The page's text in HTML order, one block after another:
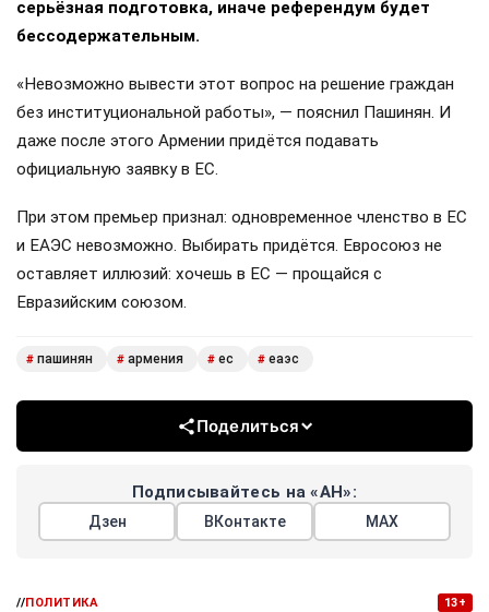
серьёзная подготовка, иначе референдум будет
бессодержательным.
«Невозможно вывести этот вопрос на решение граждан
без институциональной работы», — пояснил Пашинян. И
даже после этого Армении придётся подавать
официальную заявку в ЕС.
При этом премьер признал: одновременное членство в ЕС
и ЕАЭС невозможно. Выбирать придётся. Евросоюз не
оставляет иллюзий: хочешь в ЕС — прощайся с
Евразийским союзом.
# пашинян # армения # ес # еаэс
Поделиться
Подписывайтесь на «АН»:
Дзен ВКонтакте МАХ
//ПОЛИТИКА 13+